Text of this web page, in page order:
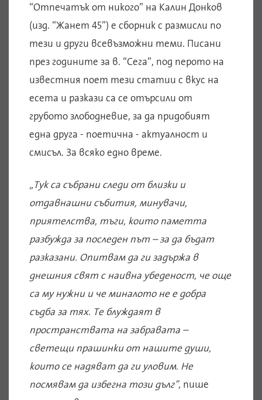
“Отпечатък от никого” на Калин Донков
(изд. “Жанет 45”) е сборник с размисли по
тези и други всевъзможни теми. Писани
през годините за в. “Сега”, под перото на
известния поет тези статии с вкус на
есета и разкази са се отърсили от
грубото злободневие, за да придобият
една друга - поетична - актуалност и
смисъл. За всяко едно време.
„Тук са събрани следи от близки и
отдавнашни събития, минувачи,
приятелства, тъги, които паметта
разбужда за последен път – за да бъдат
разказани. Опитвам да ги задържа в
днешния свят с наивна убеденост, че още
са му нужни и че миналото не е добра
съдба за тях. Те блуждаят в
пространствата на забравата –
светещи прашинки от нашите души,
които се надяват да ги уловим. Не
посмявам да избегна този дълг”, пише